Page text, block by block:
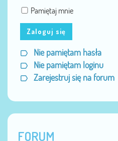
Pamiętaj mnie
Zaloguj się
Nie pamiętam hasła
Nie pamiętam loginu
Zarejestruj się na forum
FORUM